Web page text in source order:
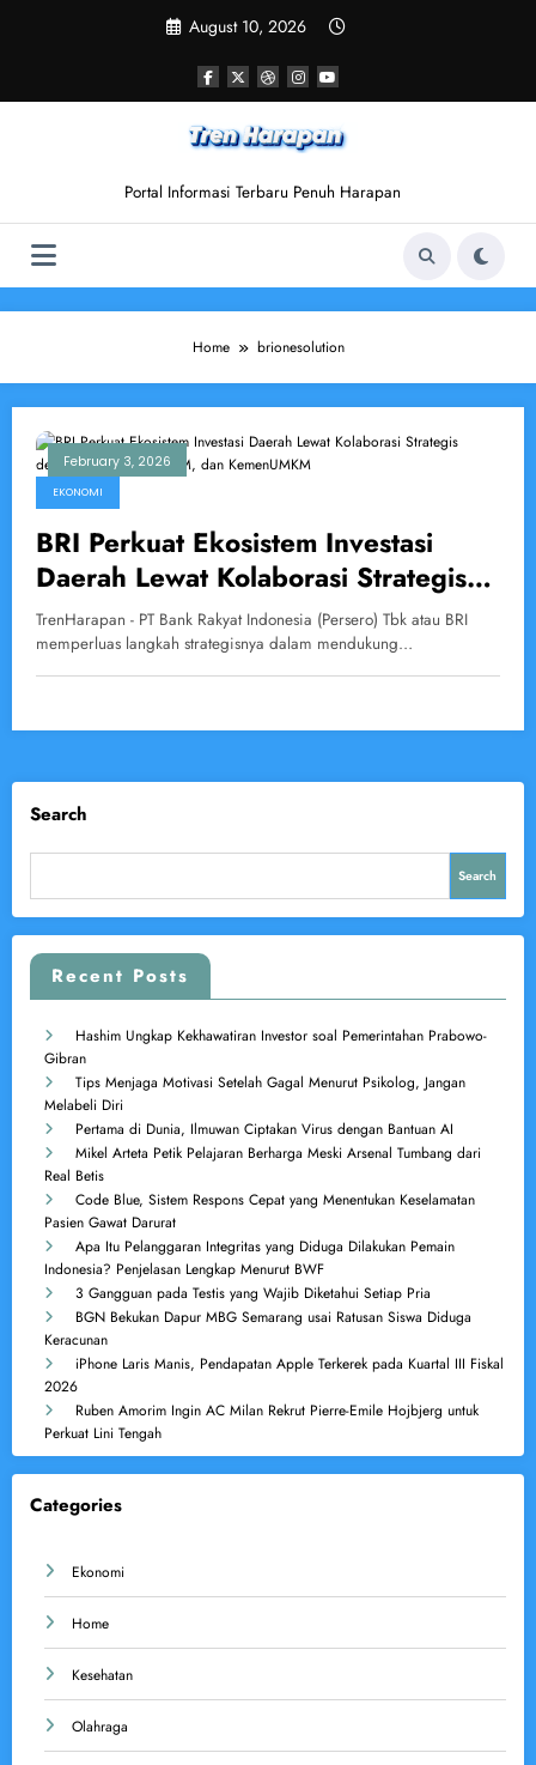
August 10, 2026
Portal Informasi Terbaru Penuh Harapan
Home brionesolution
February 3, 2026
EKONOMI
BRI Perkuat Ekosistem Investasi
Daerah Lewat Kolaborasi Strategis
dengan BP Batam, BKPM, dan
KemenUMKM
TrenHarapan - PT Bank Rakyat Indonesia (Persero) Tbk atau BRI
memperluas langkah strategisnya dalam mendukung…
Search
Search
Recent Posts
Hashim Ungkap Kekhawatiran Investor soal Pemerintahan Prabowo-
Gibran
Tips Menjaga Motivasi Setelah Gagal Menurut Psikolog, Jangan
Melabeli Diri
Pertama di Dunia, Ilmuwan Ciptakan Virus dengan Bantuan AI
Mikel Arteta Petik Pelajaran Berharga Meski Arsenal Tumbang dari
Real Betis
Code Blue, Sistem Respons Cepat yang Menentukan Keselamatan
Pasien Gawat Darurat
Apa Itu Pelanggaran Integritas yang Diduga Dilakukan Pemain
Indonesia? Penjelasan Lengkap Menurut BWF
3 Gangguan pada Testis yang Wajib Diketahui Setiap Pria
BGN Bekukan Dapur MBG Semarang usai Ratusan Siswa Diduga
Keracunan
iPhone Laris Manis, Pendapatan Apple Terkerek pada Kuartal III Fiskal
2026
Ruben Amorim Ingin AC Milan Rekrut Pierre-Emile Hojbjerg untuk
Perkuat Lini Tengah
Categories
Ekonomi
Home
Kesehatan
Olahraga